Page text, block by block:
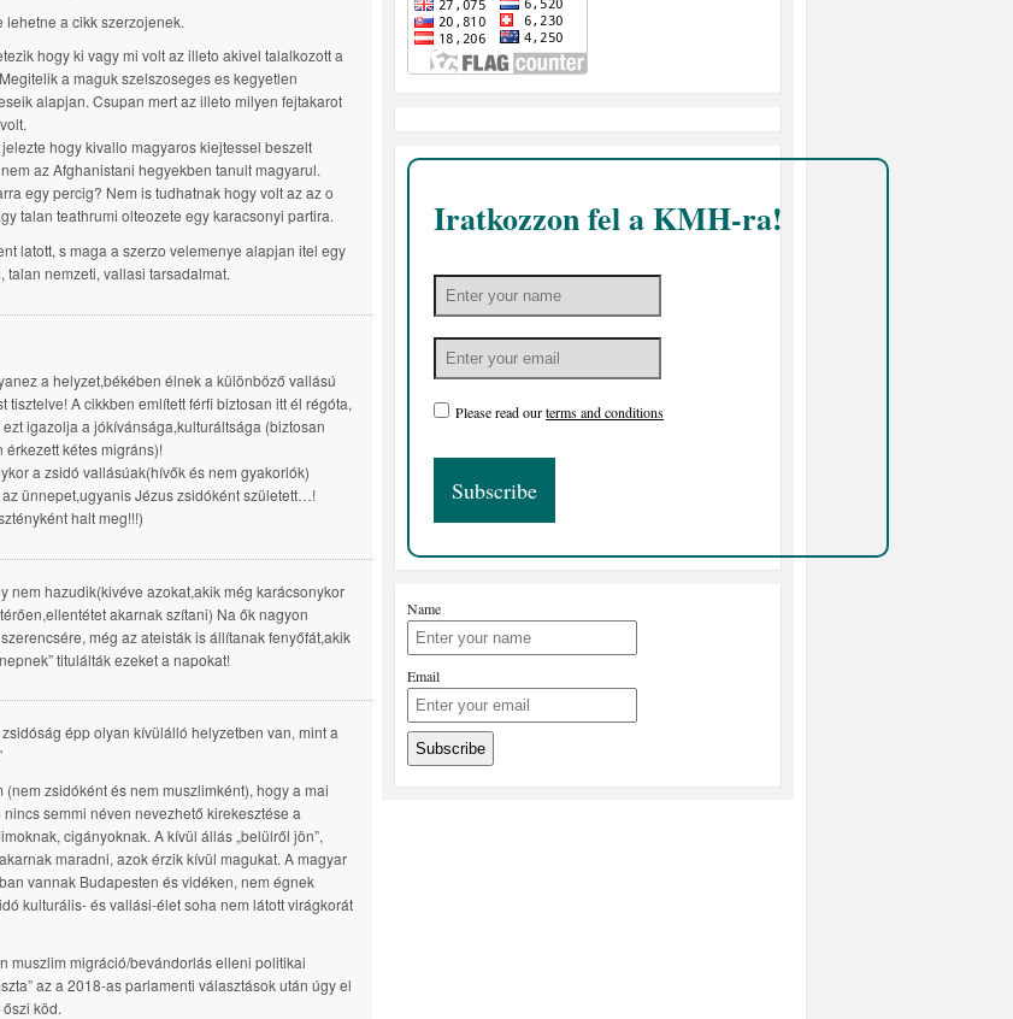
lehetne a cikk szerzojenek.
hogy ki vagy mi volt az illeto akivel talalkozott a
a maguk szelszoseges es kegyetlen
alapjan. Csupan mert az illeto milyen fejtakarot
hogy kivallo magyaros kiejtessel beszelt
az Afghanistani hegyekben tanult magyarul.
egy percig? Nem is tudhatnak hogy volt az az o
talan teathrumi olteozete egy karacsonyi partira.
latott, s maga a szerzo velemenye alapjan itel egy
talan nemzeti, vallasi tarsadalmat.
a helyzet,békében élnek a különböző vallású
tisztelve! A cikkben említett férfi biztosan itt él régóta,
igazolja a jókívánsága,kulturáltsága (biztosan
érkezett kétes migráns)!
a zsidó vallásúak(hívők és nem gyakorlók)
ünnepet,ugyanis Jézus zsidóként született…!
halt meg!!!)
nem hazudik(kivéve azokat,akik még karácsonykor
akarnak szítani) Na ők nagyon
még az ateisták is állítanak fenyőfát,akik
titulálták ezeket a napokat!
épp olyan kívülálló helyzetben van, mint a
(nem zsidóként és nem muszlimként), hogy a mai
semmi néven nevezhető kirekesztése a
cigányoknak. A kívül állás „belülről jön”,
maradni, azok érzik kívül magukat. A magyar
vannak Budapesten és vidéken, nem égnek
kulturális- és vallási-élet soha nem látott virágkorát
muszlim migráció/bevándorlás elleni politikai
az a 2018-as parlamenti választások után úgy el
köd.
Iratkozzon fel a KMH-ra!
Please read ourterms and conditions
Name
Email